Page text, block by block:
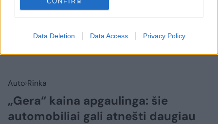
Data Deletion Data Access Privacy Policy
Auto Rinka
„Gera“ kaina apgaulinga: šie
automobiliai gali atnešti daugiau